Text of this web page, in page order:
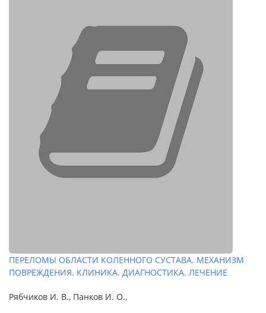
ПЕРЕЛОМЫ ОБЛАСТИ КОЛЕННОГО СУСТАВА. МЕХАНИЗМ
ПОВРЕЖДЕНИЯ. КЛИНИКА. ДИАГНОСТИКА. ЛЕЧЕНИЕ
Рябчиков И. В., Панков И. О.,